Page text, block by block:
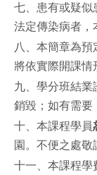
七、患有或疑似
法定傳染病者，
八、本簡章為
將依實際開課情
九、學分班結業
銷毀；如有需要
十、本課程學員
園。不便之處敬
十一、本課程學